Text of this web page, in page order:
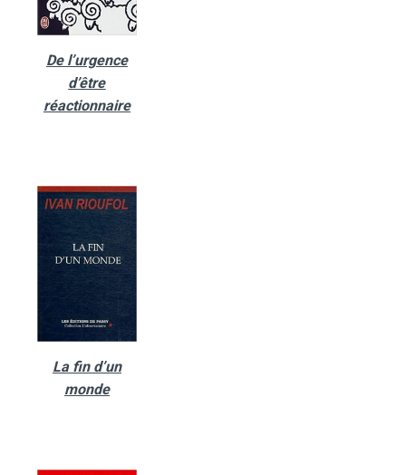
De l’urgence
d’être
réactionnaire
La fin d’un
monde